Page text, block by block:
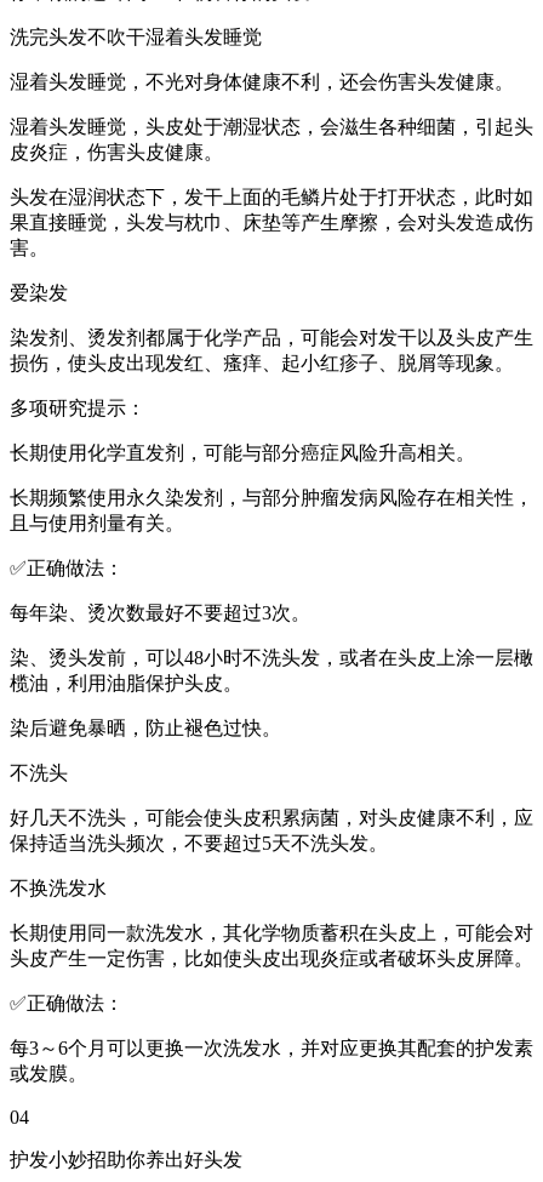
洗完头发不吹干湿着头发睡觉
湿着头发睡觉，不光对身体健康不利，还会伤害头发健康。
湿着头发睡觉，头皮处于潮湿状态，会滋生各种细菌，引起头
皮炎症，伤害头皮健康。
头发在湿润状态下，发干上面的毛鳞片处于打开状态，此时如
果直接睡觉，头发与枕巾、床垫等产生摩擦，会对头发造成伤
害。
爱染发
染发剂、烫发剂都属于化学产品，可能会对发干以及头皮产生
损伤，使头皮出现发红、瘙痒、起小红疹子、脱屑等现象。
多项研究提示：
长期使用化学直发剂，可能与部分癌症风险升高相关。
长期频繁使用永久染发剂，与部分肿瘤发病风险存在相关性，
且与使用剂量有关。
✅正确做法：
每年染、烫次数最好不要超过3次。
染、烫头发前，可以48小时不洗头发，或者在头皮上涂一层橄
榄油，利用油脂保护头皮。
染后避免暴晒，防止褪色过快。
不洗头
好几天不洗头，可能会使头皮积累病菌，对头皮健康不利，应
保持适当洗头频次，不要超过5天不洗头发。
不换洗发水
长期使用同一款洗发水，其化学物质蓄积在头皮上，可能会对
头皮产生一定伤害，比如使头皮出现炎症或者破坏头皮屏障。
✅正确做法：
每3～6个月可以更换一次洗发水，并对应更换其配套的护发素
或发膜。
04
护发小妙招助你养出好头发